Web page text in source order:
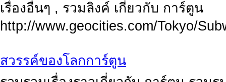
เรื่องอื่นๆ , รวมลิงค์ เกี่ยวกับ การ์ตูน
http://www.geocities.com/Tokyo/
สวรรค์ของโลกการ์ตูน